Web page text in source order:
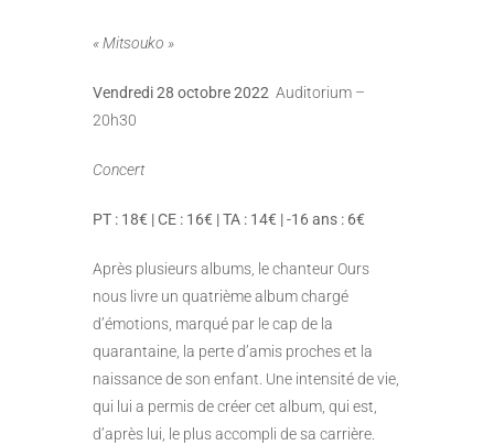
« Mitsouko »
Vendredi 28 octobre 2022 Auditorium –
20h30
Concert
PT : 18€ |CE : 16€ | TA : 14€ | -16 ans : 6€
Après plusieurs albums, le chanteur Ours
nous livre un quatrième album chargé
d’émotions, marqué par le cap de la
quarantaine, la perte d’amis proches et la
naissance de son enfant. Une intensité de vie,
qui lui a permis de créer cet album, qui est,
d’après lui, le plus accompli de sa carrière.